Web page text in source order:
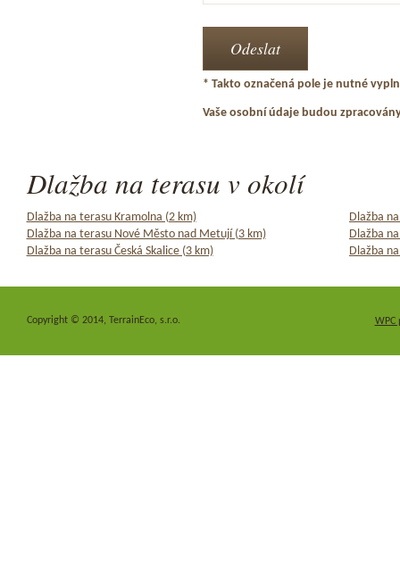
* Takto označená pole je nutné
Vaše osobní údaje budou
Dlažba na terasu v okolí
Dlažba na terasu Kramolna (2 km)
Dlažba
Dlažba na terasu Nové Město nad Metují (3 km)
Dlažba
Dlažba na terasu Česká Skalice (3 km)
Dlažba
WPC
Copyright © 2014, TerrainEco, s.r.o.